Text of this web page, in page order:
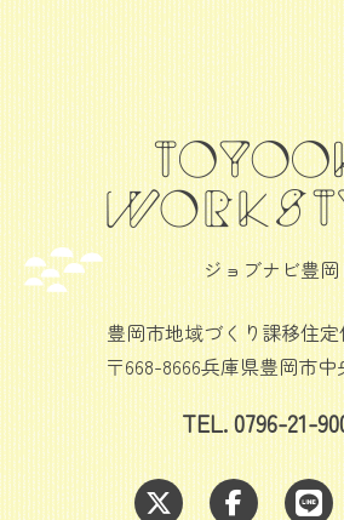
ジョブナビ豊岡
豊岡市地域づくり課移住
〒668-8666兵庫県豊岡市中
TEL. 0796-21-